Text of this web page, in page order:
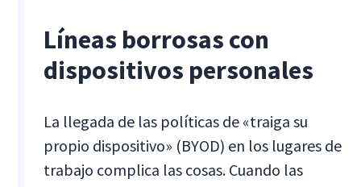
Líneas borrosas con
dispositivos personales
La llegada de las políticas de «traiga su
propio dispositivo» (BYOD) en los lugares de
trabajo complica las cosas. Cuando las